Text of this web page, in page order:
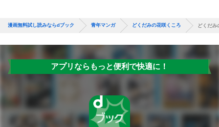
漫画無料試し読みならdブック 青年マンガ どくだみの花咲くころ どくだみ
アプリならもっと便利で快適に！